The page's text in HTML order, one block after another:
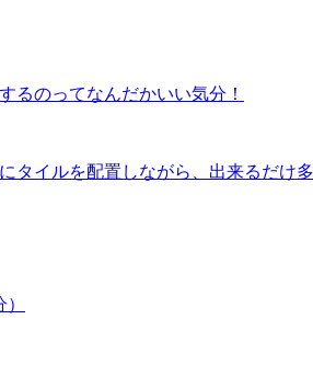
るのってなんだかいい気分！
タイルを配置しながら、出来るだけ